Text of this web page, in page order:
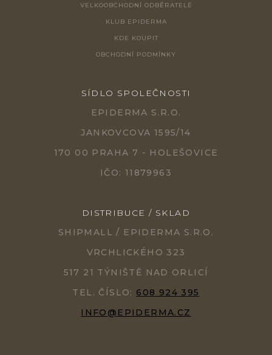
VELKOOBCHODNÍ ODBĚRATELÉ
KLUB EPIDERMA
KDE KOUPIT
OBCHODNÍ PODMÍNKY
SÍDLO SPOLEČNOSTI
EPIDERMA S.R.O.
JANKOVCOVA 1595/14
170 00 PRAHA 7 - HOLEŠOVICE
IČO: 11879963
DISTRIBUCE / SKLAD
SHIPMALL / EPIDERMA S.R.O.
VRCHLICKÉHO 323
517 21 TÝNIŠTĚ NAD ORLICÍ
TEL. ČÍSLO: 608 924 395
INFO@EPIDERMA.CZ